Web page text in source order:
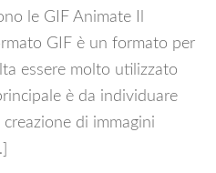
le GIF Animate Il
GIF è un formato per
essere molto utilizzato
è da individuare
di immagini